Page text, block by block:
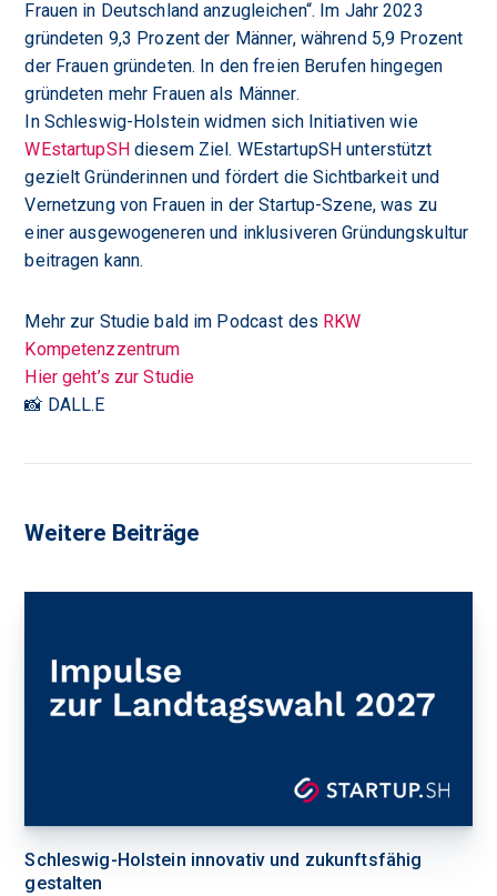
Frauen in Deutschland anzugleichen“. Im Jahr 2023
gründeten 9,3 Prozent der Männer, während 5,9 Prozent
der Frauen gründeten. In den freien Berufen hingegen
gründeten mehr Frauen als Männer.
In Schleswig-Holstein widmen sich Initiativen wie
WEstartupSH diesem Ziel. WEstartupSH unterstützt
gezielt Gründerinnen und fördert die Sichtbarkeit und
Vernetzung von Frauen in der Startup-Szene, was zu
einer ausgewogeneren und inklusiveren Gründungskultur
beitragen kann.
Mehr zur Studie bald im Podcast des RKW
Kompetenzzentrum
Hier geht’s zur Studie
📸 DALL.E
Weitere Beiträge
Schleswig-Holstein innovativ und zukunftsfähig
gestalten